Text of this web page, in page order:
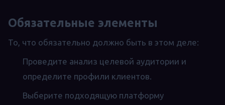
Обязательные элементы
То, что обязательно должно быть в этом деле:
Проведите анализ целевой аудитории и
определите профили клиентов.
Выберите подходящую платформу